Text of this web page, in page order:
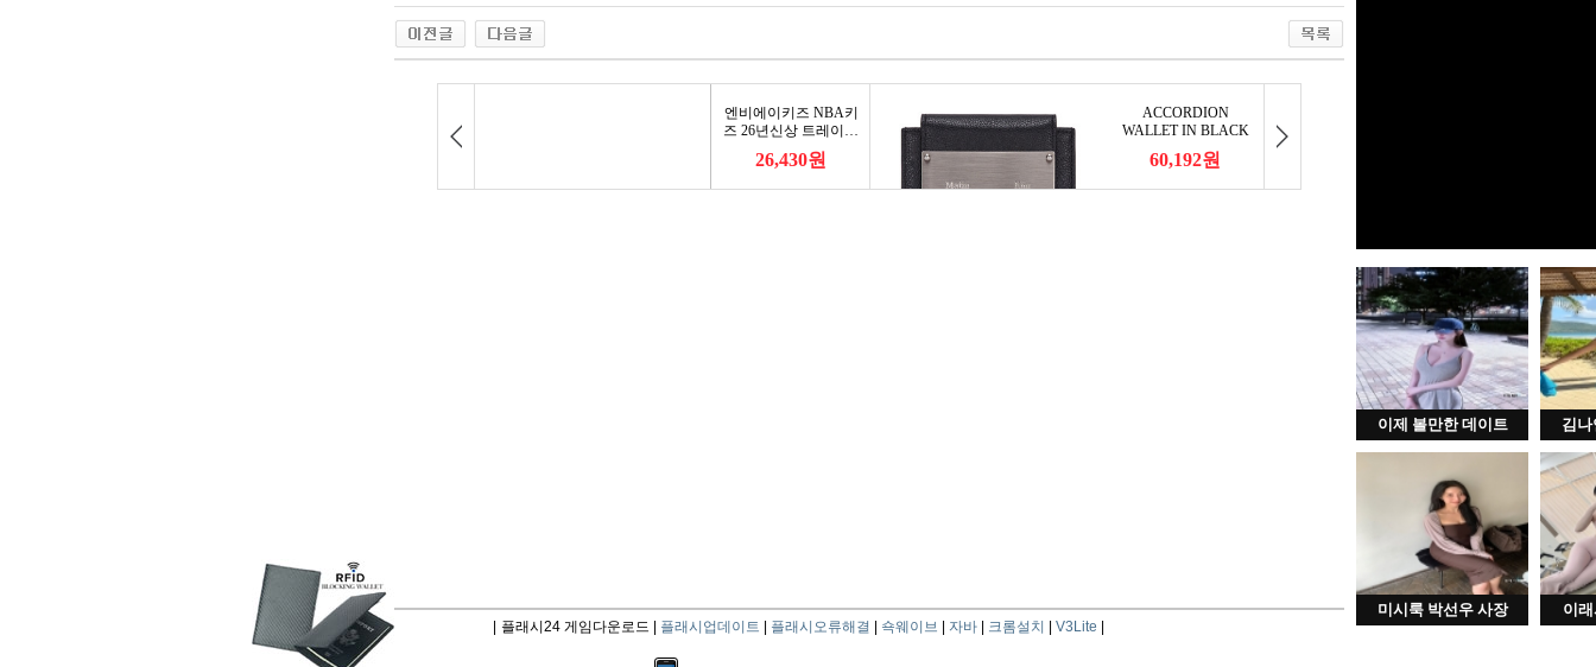
이제 볼만한 데이트 김나
미시룩 박선우 사장 이
플래시24 게임다운로드 | 플래시업데이트 플래시오류해결 쇽웨이브 자바| 크롬설치 V3Lite